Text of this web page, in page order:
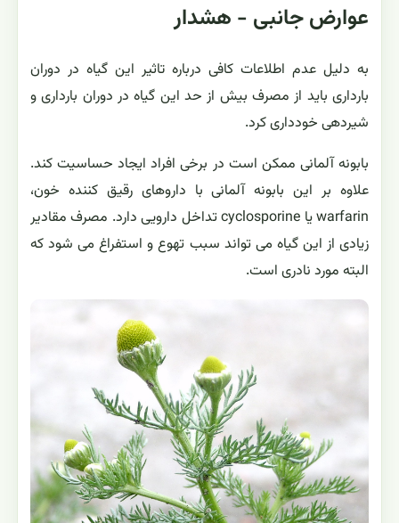
عوارض جانبی - هشدار
به دلیل عدم اطلاعات کافی درباره تاثیر این گیاه در دوران
بارداری باید از مصرف بیش از حد این گیاه در دوران بارداری و
شیردهی خودداری کرد.
بابونه آلمانی ممکن است در برخی افراد ایجاد حساسیت کند.
علاوه بر این بابونه آلمانی با داروهای رقیق کننده خون،
warfarin یا cyclosporine تداخل دارویی دارد. مصرف مقادیر
زیادی از این گیاه می تواند سبب تهوع و استفراغ می شود که
البته مورد نادری است.